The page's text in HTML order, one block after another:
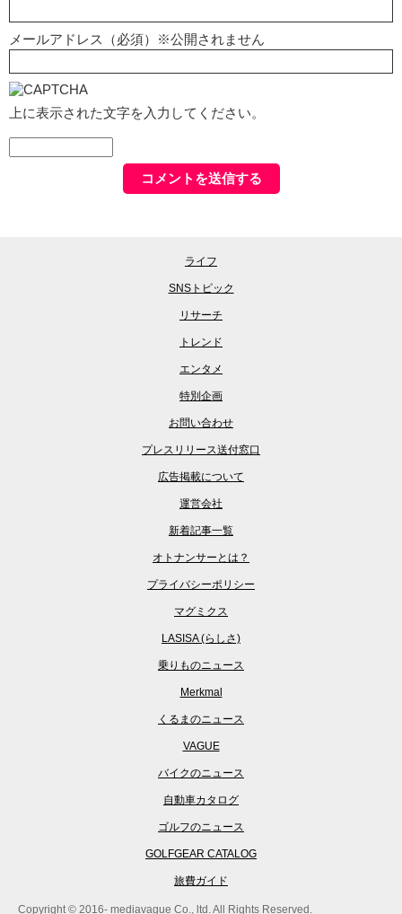
メールアドレス（必須）※公開されません
上に表示された文字を入力してください。
ライフ
SNSトピック
リサーチ
トレンド
エンタメ
特別企画
お問い合わせ
プレスリリース送付窓口
広告掲載について
運営会社
新着記事一覧
オトナンサーとは？
プライバシーポリシー
マグミクス
LASISA (らしさ)
乗りものニュース
Merkmal
くるまのニュース
VAGUE
バイクのニュース
自動車カタログ
ゴルフのニュース
GOLFGEAR CATALOG
旅費ガイド
Copyright © 2016- mediavague Co., ltd. All Rights Reserved.